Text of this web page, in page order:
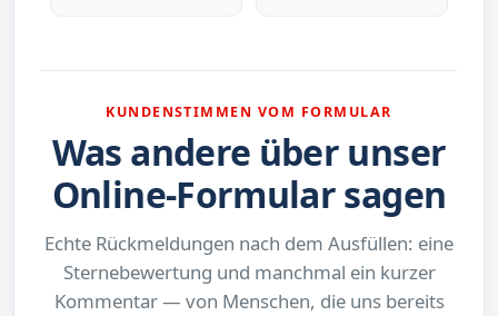
KUNDENSTIMMEN VOM FORMULAR
Was andere über unser
Online-Formular sagen
Echte Rückmeldungen nach dem Ausfüllen: eine
Sternebewertung und manchmal ein kurzer
Kommentar — von Menschen, die uns bereits